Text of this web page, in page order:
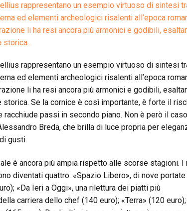
rappresentano un esempio virtuoso di sintesi
ed elementi archeologici risalenti all’epoca
li ha resi ancora più armonici e godibili,
storica...
rappresentano un esempio virtuoso di sintesi
ed elementi archeologici risalenti all’epoca
li ha resi ancora più armonici e godibili,
storica. Se la cornice è così importante, è forte il
racchiude passi in secondo piano. Non è però il
Breda, che brilla di luce propria per
gusti.
è ancora più ampia rispetto alle scorse stagioni. I
diventati quattro: «Spazio Libero», di nove portate
«Da Ieri a Oggi», una rilettura dei piatti più
carriera dello chef (140 euro); «Terra» (120 euro);